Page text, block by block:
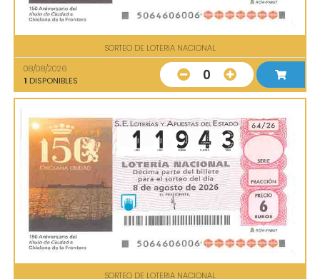
SORTEO DE LOTERIA NACIONAL
08/08/2026
1 DISPONIBLES 0
SORTEO DE LOTERIA NACIONAL